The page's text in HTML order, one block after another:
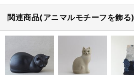
関連商品(アニマルモチーフを飾る)